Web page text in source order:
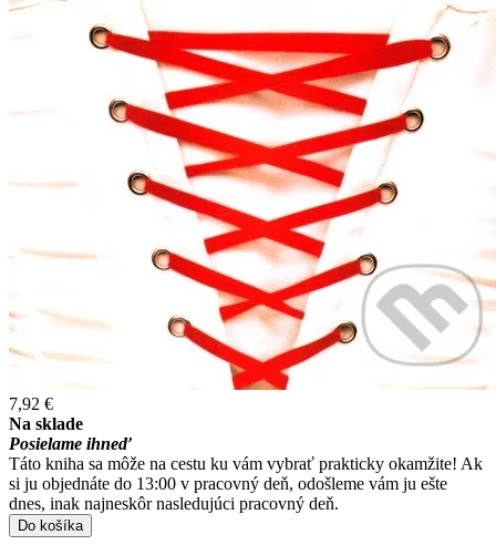
7,92 €
Na sklade
Posielame ihneď
Táto kniha sa môže na cestu ku vám vybrať prakticky okamžite! Ak
si ju objednáte do 13:00 v pracovný deň, odošleme vám ju ešte
dnes, inak najneskôr nasledujúci pracovný deň.
Do košíka